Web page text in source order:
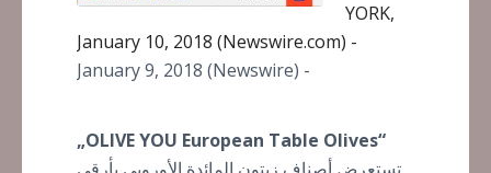
YORK,
January 10, 2018 (Newswire.com) -
January 9, 2018 (Newswire) -
„OLIVE YOU European Table Olives“